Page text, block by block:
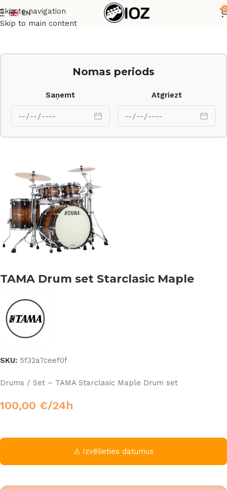
Skip to navigation
Skip to main content
EN
0
Sākums Bungas Komplekti
Nomas periods
Saņemt Atgriezt
TAMA Drum set Starclasic Maple
SKU: 5f32a7ceef0f
Drums / Set – TAMA Starclasic Maple Drum set
100,00 €/24h
⚠ Izvēlieties datumus